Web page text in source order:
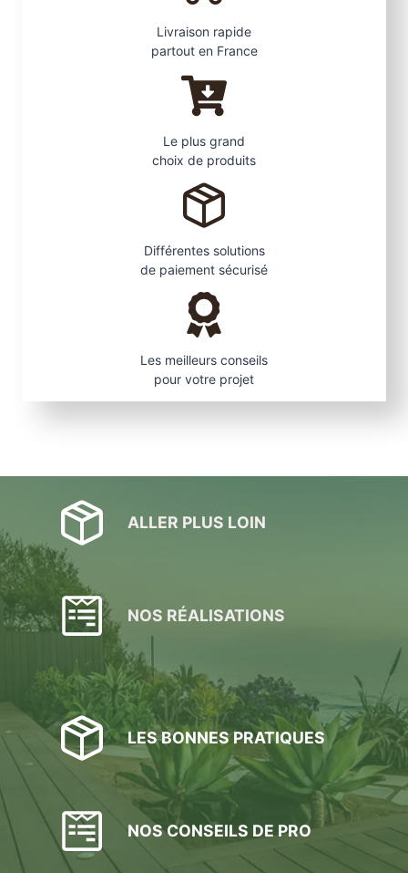
Livraison rapide
partout en France
Le plus grand
choix de produits
Différentes solutions
de paiement sécurisé
Les meilleurs conseils
pour votre projet
ALLER PLUS LOIN
NOS RÉALISATIONS
LES BONNES PRATIQUES
NOS CONSEILS DE PRO